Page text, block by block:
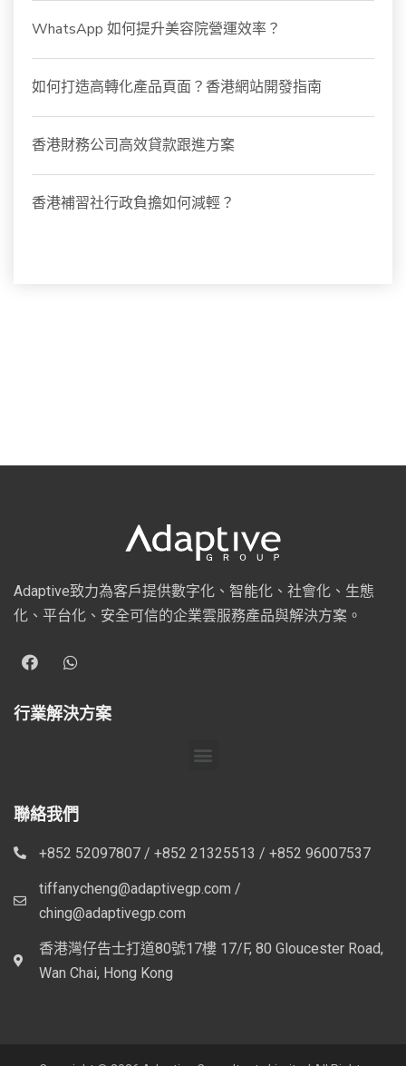
WhatsApp 如何提升美容院營運效率？
如何打造高轉化產品頁面？香港網站開發指南
香港財務公司高效貸款跟進方案
香港補習社行政負擔如何減輕？
Adaptive致力為客戶提供數字化、智能化、社會化、生態
化、平台化、安全可信的企業雲服務產品與解決方案。
行業解決方案
聯絡我們
+852 52097807 / +852 21325513 / +852 96007537
tiffanycheng@adaptivegp.com /
ching@adaptivegp.com
香港灣仔告士打道80號17樓 17/F, 80 Gloucester Road,
Wan Chai, Hong Kong